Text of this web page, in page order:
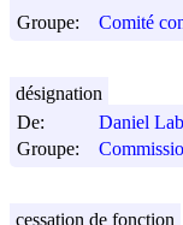
Groupe: Comité
De:
Daniel
Groupe:
désignation
cessation de fonction